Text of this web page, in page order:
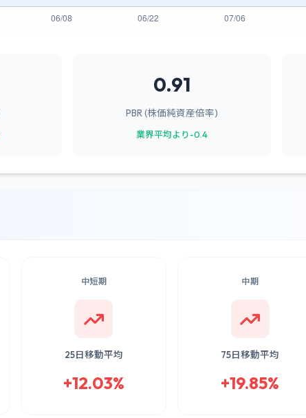
0.91
PBR (株価純資産倍率)
業界平均より-0.4
中短期
25日移動平均
+12.03%
中期
75日移動平均
+19.85%